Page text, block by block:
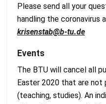
Please send all your
handling the coronavirus
krisenstab@b-tu.de
Events
The BTU will cancel all
Easter 2020 that are
(teaching, studies). An